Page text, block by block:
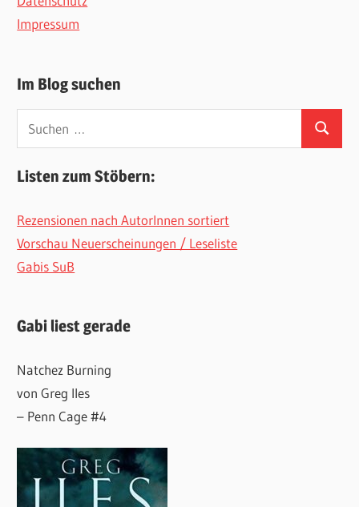
Impressum
Im Blog suchen
Suchen
Listen zum Stöbern:
Rezensionen nach AutorInnen sortiert
Vorschau Neuerscheinungen / Leseliste
Gabis SuB
Gabi liest gerade
Natchez Burning
von Greg Iles
– Penn Cage #4